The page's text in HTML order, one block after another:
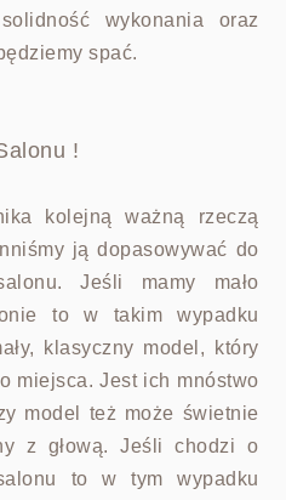
wykonania oraz
spać.
!
kolejną ważną rzeczą
ją dopasowywać do
Jeśli mamy mało
to w takim wypadku
klasyczny model, który
miejsca. Jest ich mnóstwo
model też może świetnie
z głową. Jeśli chodzi o
to w tym wypadku